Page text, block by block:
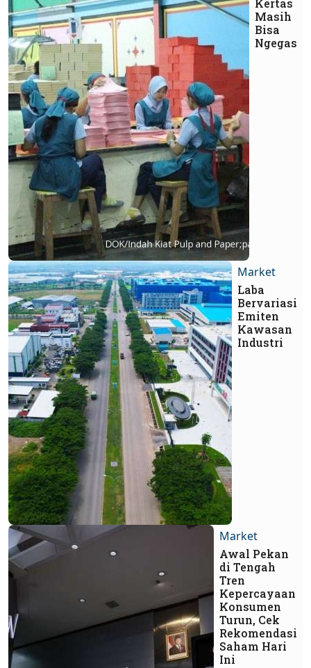
Kertas
Masih
Bisa
Ngegas
Market
Laba
Bervariasi
Emiten
Kawasan
Industri
Market
Awal Pekan
di Tengah
Tren
Kepercayaan
Konsumen
Turun, Cek
Rekomendasi
Saham Hari
Ini